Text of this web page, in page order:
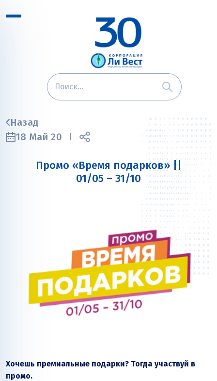
Назад
18 Май 20
Промо «Время подарков» ||
01/05 – 31/10
Хочешь премиальные подарки? Тогда участвуй в
промо.